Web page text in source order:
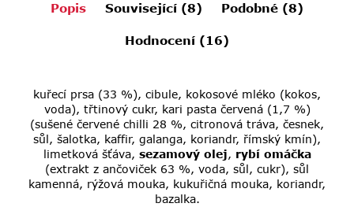
Popis Související (8) Podobné (8)
Hodnocení (16)
kuřecí prsa (33 %), cibule, kokosové mléko (kokos,
voda), třtinový cukr, kari pasta červená (1,7 %)
(sušené červené chilli 28 %, citronová tráva, česnek,
sůl, šalotka, kaffir, galanga, koriandr, římský kmín),
limetková šťáva, sezamový olej, rybí omáčka
(extrakt z ančoviček 63 %, voda, sůl, cukr), sůl
kamenná, rýžová mouka, kukuřičná mouka, koriandr,
bazalka.